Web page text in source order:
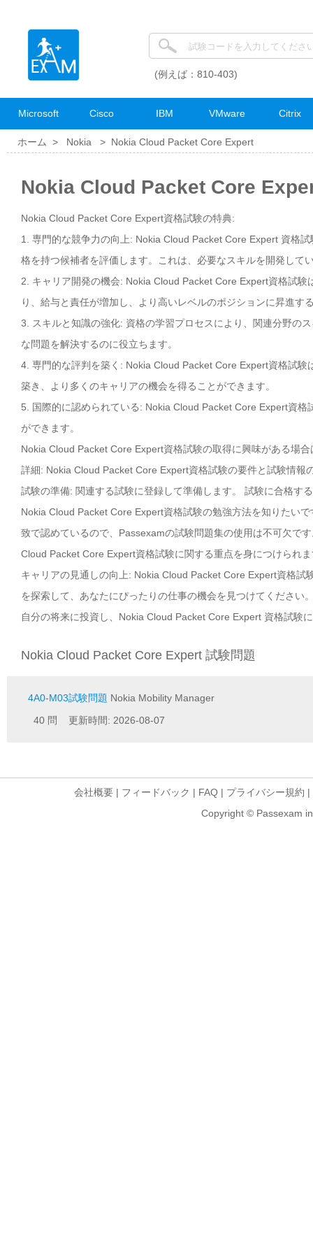
(例えば：810-403)
Microsoft Cisco IBM VMware Citrix
ホーム > Nokia > Nokia Cloud Packet Core Expert
Nokia Cloud Packet Core
Nokia Cloud Packet Core Expert資格試験の特典:
1. 専門的な競争力の向上: Nokia Cloud Packet Core Expert 資格
格を持つ候補者を評価します。これは、必要なスキルを開発して
2. キャリア開発の機会: Nokia Cloud Packet Core Expert資格試
り、給与と責任が増加し、より高いレベルのポジションに昇進す
3. スキルと知識の強化: 資格の学習プロセスにより、関連分野の
な問題を解決するのに役立ちます。
4. 専門的な評判を築く: Nokia Cloud Packet Core Expert資格試
築き、より多くのキャリアの機会を得ることができます。
5. 国際的に認められている: Nokia Cloud Packet Core Expert資
ができます。
Nokia Cloud Packet Core Expert資格試験の取得に興味がある場
詳細: Nokia Cloud Packet Core Expert資格試験の要件と試験情報
試験の準備: 関連する試験に登録して準備します。 試験に合格す
Nokia Cloud Packet Core Expert資格試験の勉強方法を知りたい
致で認めているので、Passexamの試験問題集の使用は不可欠で
Cloud Packet Core Expert資格試験に関する重点を身につけられ
キャリアの見通しの向上: Nokia Cloud Packet Core Expert資格
を探索して、あなたにぴったりの仕事の機会を見つけてください
自分の将来に投資し、Nokia Cloud Packet Core Expert 資格試験
Nokia Cloud Packet Core Expert 試験問題
4A0-M03試験問題 Nokia Mobility Manager
40 問 更新時間: 2026-08-07
会社概要 | フィードバック | FAQ | プライバシー規約 |
Copyright © Passexam